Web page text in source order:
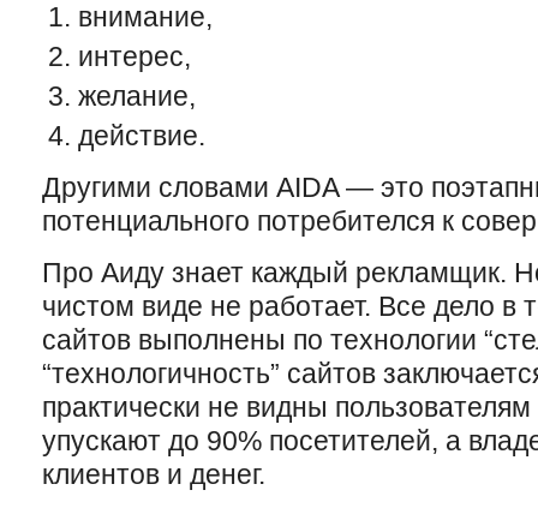
внимание,
интерес,
желание,
действие.
Другими словами AIDA — это
потенциального потребителся к
Про Аиду знает каждый рекламщик.
чистом виде не работает. Все дело в
сайтов выполнены по технологии
“технологичность” сайтов
практически не видны
упускают до 90% посетителей, а
клиентов и денег.